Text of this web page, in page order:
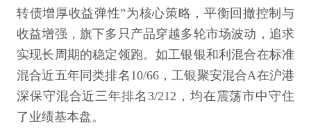
转债增厚收益弹性”为核心策略，平衡回撤控制与
收益增强，旗下多只产品穿越多轮市场波动，追求
实现长周期的稳定领跑。如工银银和利混合在标准
混合近五年同类排名10/66，工银聚安混合A在沪港
深保守混合近三年排名3/212，均在震荡市中守住
了业绩基本盘。